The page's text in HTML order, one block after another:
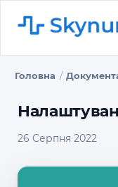
Головна
26 Серпня 2022